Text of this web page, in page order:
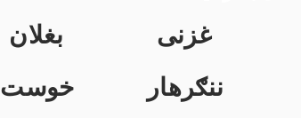
بغلان غزنی
خوست ننګرهار